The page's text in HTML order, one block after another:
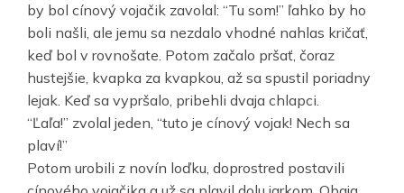
by bol cínový vojačik zavolal: “Tu som!” ľahko by ho
boli našli, ale jemu sa nezdalo vhodné nahlas kričať,
keď bol v rovnošate. Potom začalo pršať, čoraz
hustejšie, kvapka za kvapkou, až sa spustil poriadny
lejak. Keď sa vypršalo, pribehli dvaja chlapci.
“Ľaľa!” zvolal jeden, “tuto je cínový vojak! Nech sa
plaví!”
Potom urobili z novín loďku, doprostred postavili